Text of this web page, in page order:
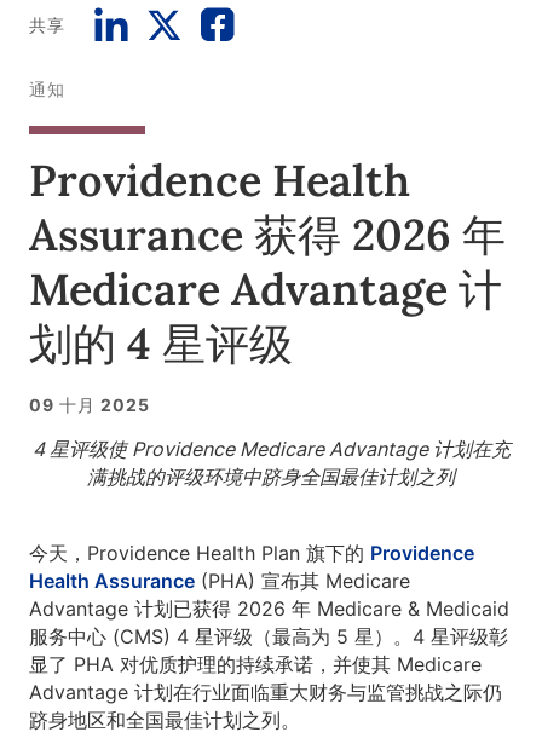
共享
通知
Providence Health
Assurance 获得 2026 年
Medicare Advantage 计
划的 4 星评级
09 十月 2025
4 星评级使 Providence Medicare Advantage 计划在充
满挑战的评级环境中跻身全国最佳计划之列
今天，Providence Health Plan 旗下的 Providence
Health Assurance (PHA) 宣布其 Medicare
Advantage 计划已获得 2026 年 Medicare & Medicaid
服务中心 (CMS) 4 星评级（最高为 5 星）。4 星评级彰
显了 PHA 对优质护理的持续承诺，并使其 Medicare
Advantage 计划在行业面临重大财务与监管挑战之际仍
跻身地区和全国最佳计划之列。